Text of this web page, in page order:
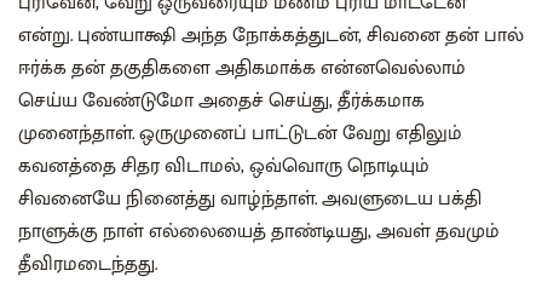
என்று. புண்யாக்ஷி அந்த நோக்கத்துடன், சிவனை தன் பால்
ஈர்க்க தன் தகுதிகளை அதிகமாக்க என்னவெல்லாம்
செய்ய வேண்டுமோ அதைச் செய்து, தீர்க்கமாக
முனைந்தாள். ஒருமுனைப் பாட்டுடன் வேறு எதிலும்
கவனத்தை சிதர விடாமல், ஒவ்வொரு நொடியும்
சிவனையே நினைத்து வாழ்ந்தாள். அவளுடைய பக்தி
நாளுக்கு நாள் எல்லையைத் தாண்டியது, அவள் தவமும்
தீவிரமடைந்தது.